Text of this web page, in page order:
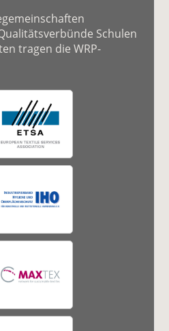
Schulen
tragen die WRP-